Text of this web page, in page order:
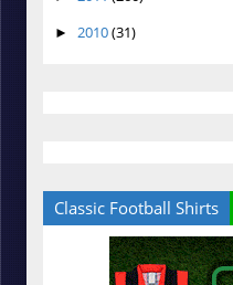
► 2010(31)
Classic Football Shirts